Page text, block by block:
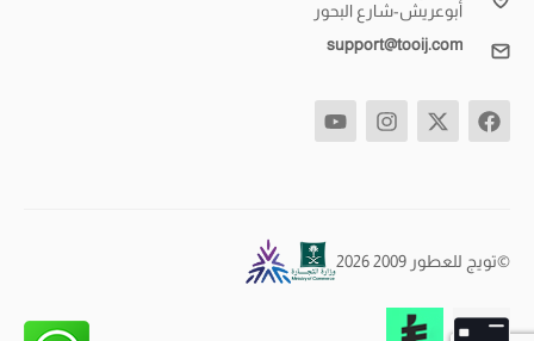
أبوعريش-شارع البحور
support@tooij.com
©تويج للعطور 2009 2026